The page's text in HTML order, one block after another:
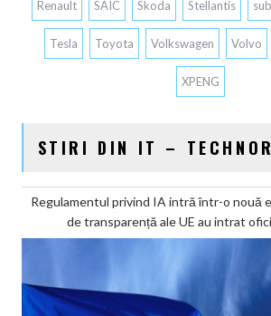
Renault SAIC Skoda Stellantis
Tesla Toyota Volkswagen Volvo
XPENG
STIRI DIN IT –
Regulamentul privind IA intră într-o nouă
de transparență ale UE au intrat